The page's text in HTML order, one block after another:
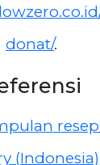
donat/.
(Indonesia)